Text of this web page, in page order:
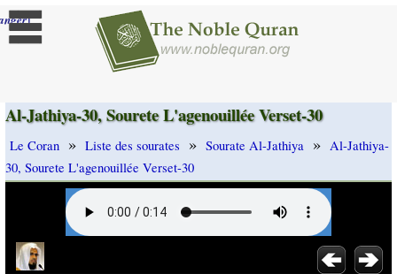
]
Al-Jathiya-30, Sourete L'agenouillée Verset-30
Le Coran » Liste des sourates » Sourate Al-Jathiya » Al-Jathiya-
30, Sourete L'agenouillée Verset-30